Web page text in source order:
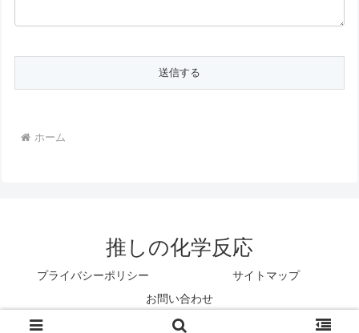
ホーム
推しの化学反応
プライバシーポリシー
サイトマップ
お問い合わせ
© 2025 推しの化学反応.